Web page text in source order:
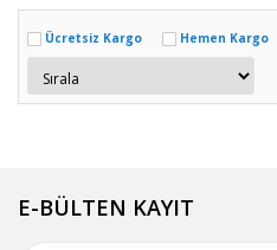
Ücretsiz Kargo Hemen Kargo
E-BÜLTEN KAYIT